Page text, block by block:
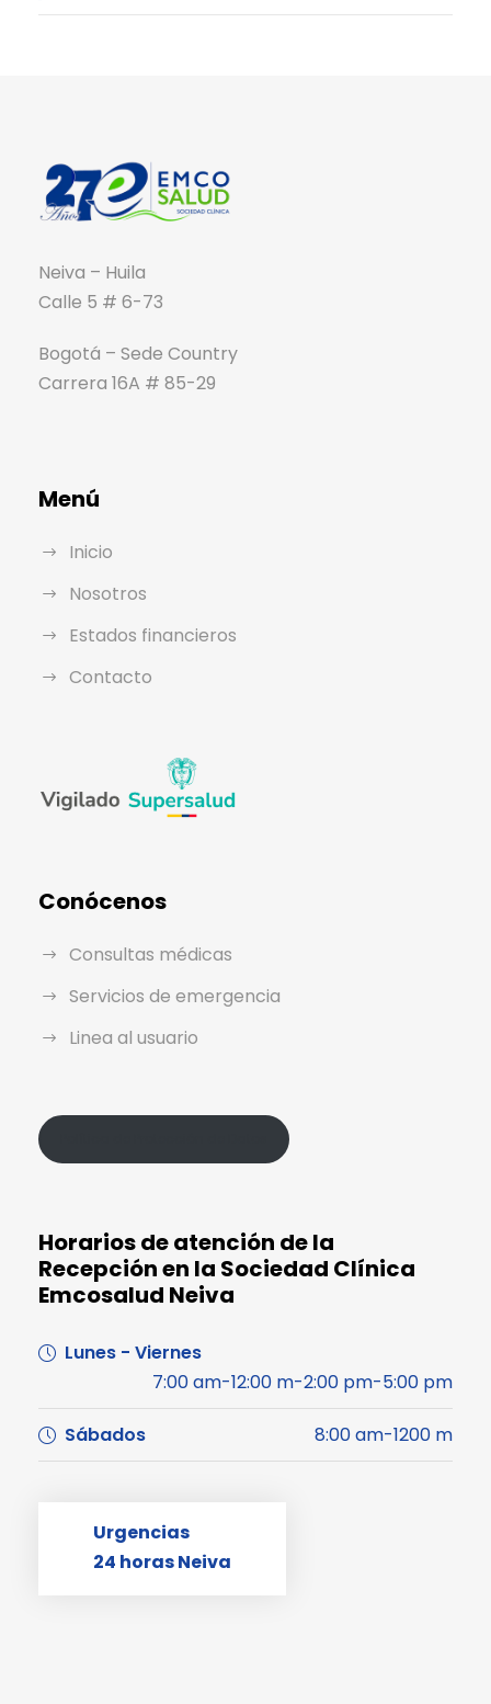
Neiva – Huila
Calle 5 # 6-73
Bogotá – Sede Country
Carrera 16A # 85-29
Menú
Inicio
Nosotros
Estados financieros
Contacto
Conócenos
Consultas médicas
Servicios de emergencia
Linea al usuario
Horarios de atención de la
Recepción en la Sociedad Clínica
Emcosalud Neiva
Lunes - Viernes
7:00 am-12:00 m-2:00 pm-5:00 pm
Sábados 8:00 am-1200 m
Urgencias
24 horas Neiva